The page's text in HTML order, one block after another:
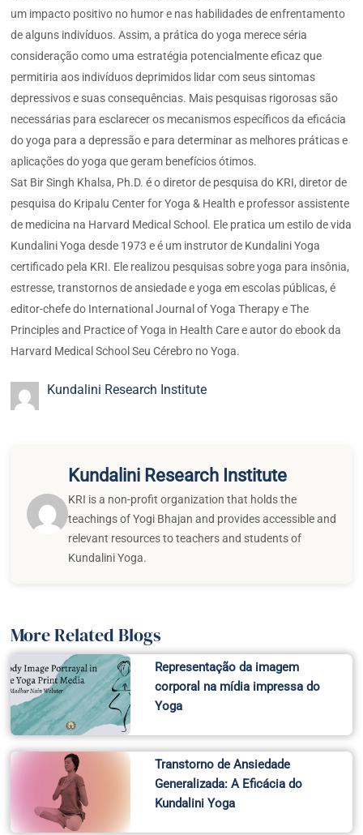
um impacto positivo no humor e nas habilidades de enfrentamento
de alguns indivíduos. Assim, a prática do yoga merece séria
consideração como uma estratégia potencialmente eficaz que
permitiria aos indivíduos deprimidos lidar com seus sintomas
depressivos e suas consequências. Mais pesquisas rigorosas são
necessárias para esclarecer os mecanismos específicos da eficácia
do yoga para a depressão e para determinar as melhores práticas e
aplicações do yoga que geram benefícios ótimos.
Sat Bir Singh Khalsa, Ph.D. é o diretor de pesquisa do KRI, diretor de
pesquisa do Kripalu Center for Yoga & Health e professor assistente
de medicina na Harvard Medical School. Ele pratica um estilo de vida
Kundalini Yoga desde 1973 e é um instrutor de Kundalini Yoga
certificado pela KRI. Ele realizou pesquisas sobre yoga para insônia,
estresse, transtornos de ansiedade e yoga em escolas públicas, é
editor-chefe do International Journal of Yoga Therapy e The
Principles and Practice of Yoga in Health Care e autor do ebook da
Harvard Medical School Seu Cérebro no Yoga.
Kundalini Research Institute
Kundalini Research Institute
KRI is a non-profit organization that holds the
teachings of Yogi Bhajan and provides accessible and
relevant resources to teachers and students of
Kundalini Yoga.
More Related Blogs
Representação da imagem
corporal na mídia impressa do
Yoga
Transtorno de Ansiedade
Generalizada: A Eficácia do
Kundalini Yoga